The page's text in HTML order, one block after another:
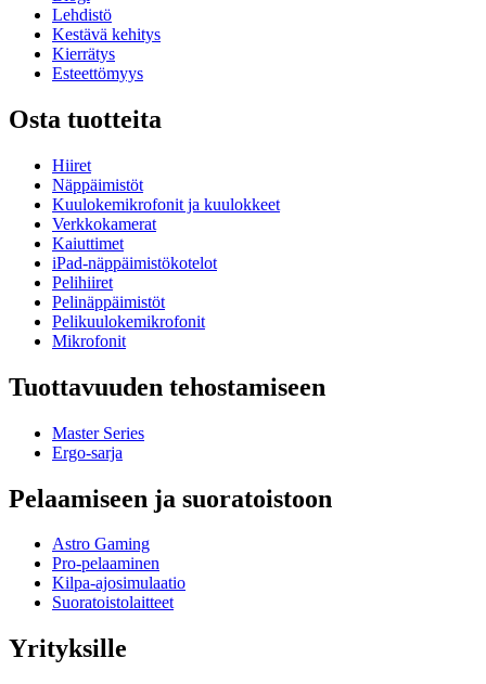
Lehdistö
Kestävä kehitys
Kierrätys
Esteettömyys
Osta tuotteita
Hiiret
Näppäimistöt
Kuulokemikrofonit ja kuulokkeet
Verkkokamerat
Kaiuttimet
iPad-näppäimistökotelot
Pelihiiret
Pelinäppäimistöt
Pelikuulokemikrofonit
Mikrofonit
Tuottavuuden tehostamiseen
Master Series
Ergo-sarja
Pelaamiseen ja suoratoistoon
Astro Gaming
Pro-pelaaminen
Kilpa-ajosimulaatio
Suoratoistolaitteet
Yrityksille